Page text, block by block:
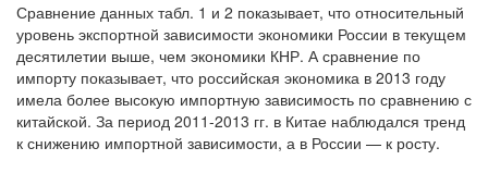
Сравнение данных табл. 1 и 2 показывает, что относительный
уровень экспортной зависимости экономики России в текущем
десятилетии выше, чем экономики КНР. А сравнение по
импорту показывает, что российская экономика в 2013 году
имела более высокую импортную зависимость по сравнению с
китайской. За период 2011-2013 гг. в Китае наблюдался тренд
к снижению импортной зависимости, а в России — к росту.